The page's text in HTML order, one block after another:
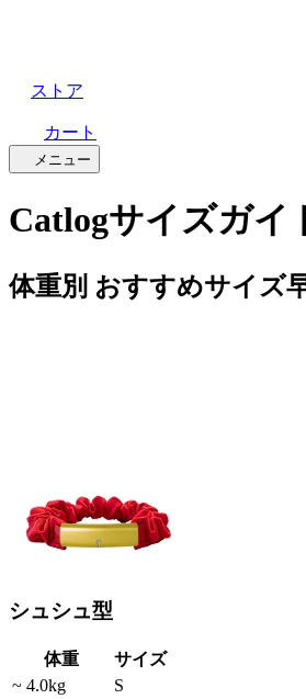
ストア
カート
メニュー
Catlogサイズガイ
体重別 おすすめサイズ
シュシュ型
体重
サイズ
~ 4.0kg
S